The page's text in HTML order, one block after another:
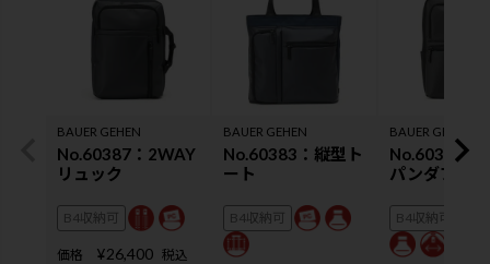
BAUER GEHEN
No.60387：2WAY
リュック
B4収納可
価格 ¥26,400 税込
BAUER GEHEN
No.60383：縦型ト
ート
B4収納可
BAUER GEHEN
No.60389：
パンダブル
B4収納可